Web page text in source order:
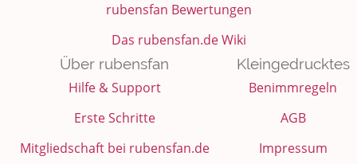
rubensfan Bewertungen
Das rubensfan.de Wiki
Über rubensfan
Hilfe & Support
Erste Schritte
Mitgliedschaft bei rubensfan.de
Kleingedrucktes
Benimmregeln
AGB
Impressum